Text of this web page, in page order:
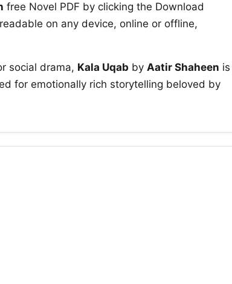
free Novel PDF by clicking the Download
on any device, online or offline,
social drama, Kala Uqab by Aatir Shaheen is
for emotionally rich storytelling beloved by